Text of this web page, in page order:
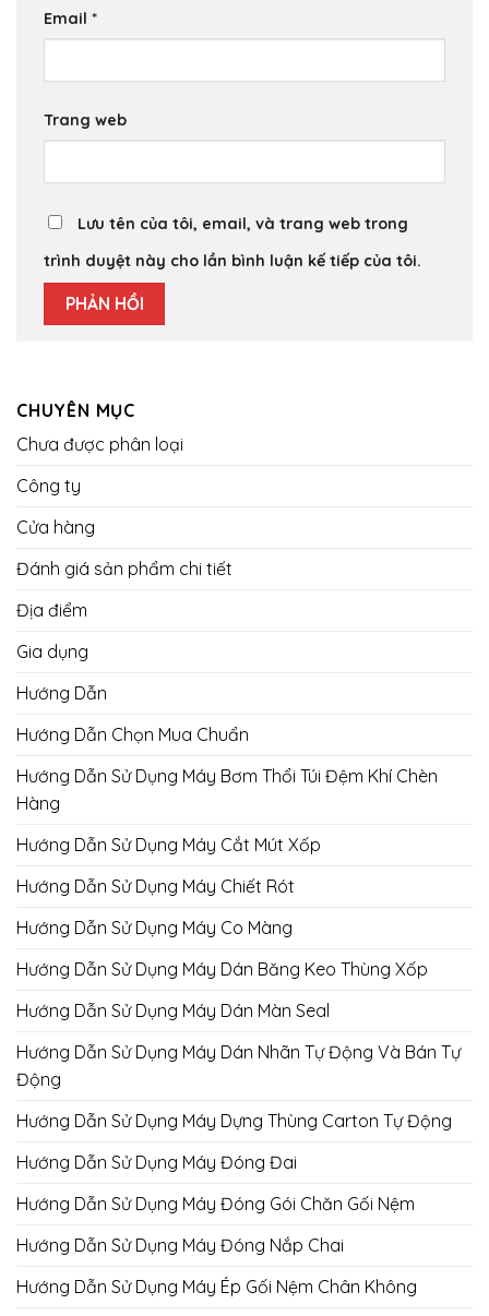
Email *
Trang web
Lưu tên của tôi, email, và trang web trong
trình duyệt này cho lần bình luận kế tiếp của tôi.
CHUYÊN MỤC
Chưa được phân loại
Công ty
Cửa hàng
Đánh giá sản phẩm chi tiết
Địa điểm
Gia dụng
Hướng Dẫn
Hướng Dẫn Chọn Mua Chuẩn
Hướng Dẫn Sử Dụng Máy Bơm Thổi Túi Đệm Khí Chèn
Hàng
Hướng Dẫn Sử Dụng Máy Cắt Mút Xốp
Hướng Dẫn Sử Dụng Máy Chiết Rót
Hướng Dẫn Sử Dụng Máy Co Màng
Hướng Dẫn Sử Dụng Máy Dán Băng Keo Thùng Xốp
Hướng Dẫn Sử Dụng Máy Dán Màn Seal
Hướng Dẫn Sử Dụng Máy Dán Nhãn Tự Động Và Bán Tự
Động
Hướng Dẫn Sử Dụng Máy Dựng Thùng Carton Tự Động
Hướng Dẫn Sử Dụng Máy Đóng Đai
Hướng Dẫn Sử Dụng Máy Đóng Gói Chăn Gối Nệm
Hướng Dẫn Sử Dụng Máy Đóng Nắp Chai
Hướng Dẫn Sử Dụng Máy Ép Gối Nệm Chân Không